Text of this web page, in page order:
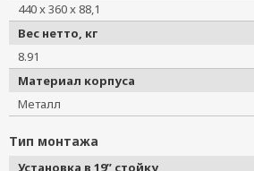
440 x 360 x 88,1
Вес нетто, кг
8.91
Материал корпуса
Металл
Тип монтажа
Установка в 19” стойку